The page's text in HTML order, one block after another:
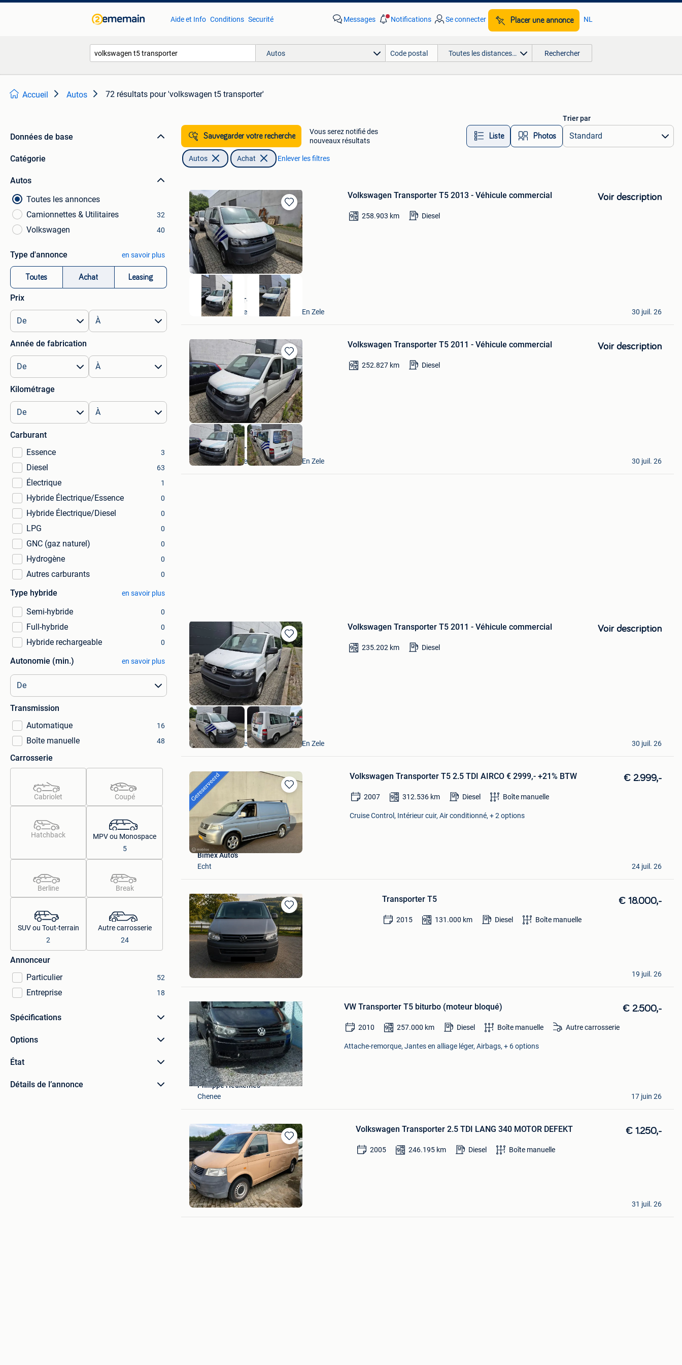
Aide et Info Conditions Securité Messages Notifications Se connecter Placer une annonce NL
Autos Toutes les distances… Rechercher
Accueil Autos 72 résultats pour 'volkswagen t5 transporter'
Données de base
Catégorie
Autos
Toutes les annonces
Camionnettes & Utilitaires
32
Volkswagen 40
Type d'annonce en savoir plus
Toutes Achat Leasing
Prix
Année de fabrication
Kilométrage
Carburant
Essence
3
Diesel 63
Électrique 1
Hybride Électrique/Essence 0
Hybride Électrique/Diesel 0
LPG 0
GNC (gaz naturel) 0
Hydrogène 0
Autres carburants 0
Type hybride en savoir plus
Semi-hybride 0
Full-hybride 0
Hybride rechargeable 0
Autonomie (min.) en savoir plus
Transmission
Automatique
16
Boîte manuelle 48
Carrosserie
Cabriolet Coupé
Hatchback
MPV ou Monospace
5
Berline Break
SUV ou Tout-terrain
2
Autre carrosserie
24
Annonceur
Particulier
52
Entreprise 18
Spécifications
Options
État
Détails de l’annonce
Sauvegarder votre recherche
Vous serez notifié des
nouveaux résultats
Liste Photos
Trier par
Autos Achat Enlever les filtres
Sauvegarder
dans
Mes
Favoris
Volkswagen Transporter T5 2013 - Véhicule commercial Voir description
258.903 km Diesel
VAVATO Auctions
Lokeren+Deel Overmere En Zele
30 juil. 26
Sauvegarder
dans
Mes
Favoris
Volkswagen Transporter T5 2011 - Véhicule commercial Voir description
252.827 km Diesel
VAVATO Auctions
Lokeren+Deel Overmere En Zele
30 juil. 26
Sauvegarder
dans
Mes
Favoris
Volkswagen Transporter T5 2011 - Véhicule commercial Voir description
235.202 km Diesel
VAVATO Auctions
Lokeren+Deel Overmere En Zele
30 juil. 26
Sauvegarder
dans
Mes
Favoris
Volkswagen Transporter T5 2.5 TDI AIRCO € 2999,- +21% BTW € 2.999,-
2007 312.536 km Diesel Boîte manuelle
Cruise Control, Intérieur cuir, Air conditionné, + 2 options
Bimex Auto's
Echt
24 juil. 26
Sauvegarder
dans
Mes
Favoris
Transporter T5 € 18.000,-
2015 131.000 km Diesel Boîte manuelle
Emilie
Mouscron
19 juil. 26
Sauvegarder
dans
Mes
Favoris
VW Transporter T5 biturbo (moteur bloqué) € 2.500,-
2010 257.000 km Diesel Boîte manuelle Autre carrosserie
Attache-remorque, Jantes en alliage léger, Airbags, + 6 options
Philippe Heukemes
Chenee
17 juin 26
Sauvegarder
dans
Mes
Favoris
Volkswagen Transporter 2.5 TDI LANG 340 MOTOR DEFEKT € 1.250,-
2005 246.195 km Diesel Boîte manuelle
Bimex Auto's
Echt
31 juil. 26